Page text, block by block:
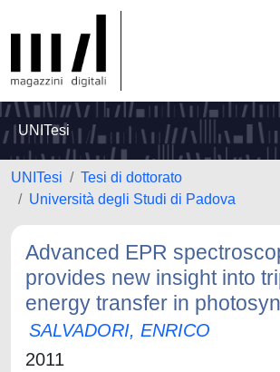
UNITesi
UNITesi
Tesi di dottorato
Università degli Studi di Padova
Advanced EPR
provides new insight into
energy transfer in
SALVADORI, ENRICO
2011